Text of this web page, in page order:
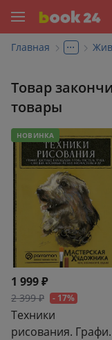
Главная ...
Товар
товары
НОВИНКА
1 999 ₽
2 399 ₽ - 17%
Техники
рисования.